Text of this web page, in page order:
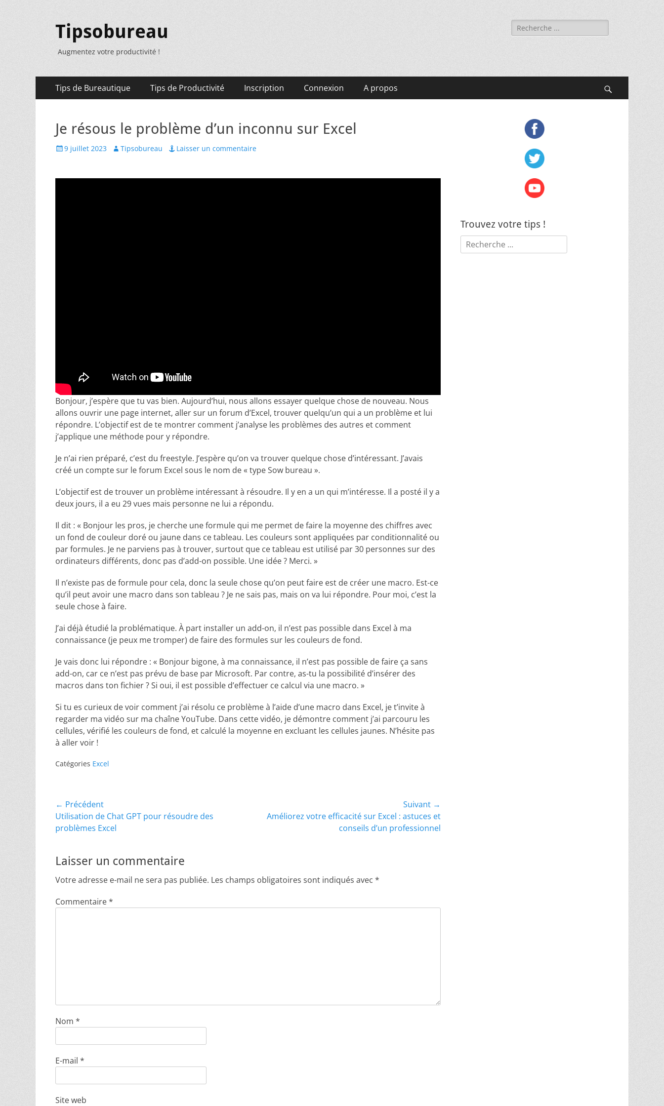
Tipsobureau
Augmentez votre productivité !
Rechercher :
Menu
principal
Aller
Tips de Bureautique Tips de Productivité Inscription Connexion A propos
Je résous le problème d’un inconnu sur Excel
Posted
9 juillet 2023 Author
Tipsobureau Laisser un commentaire
Bonjour, j’espère que tu vas bien. Aujourd’hui, nous allons essayer quelque chose de nouveau. Nous
allons ouvrir une page internet, aller sur un forum d’Excel, trouver quelqu’un qui a un problème et lui
répondre. L’objectif est de te montrer comment j’analyse les problèmes des autres et comment
j’applique une méthode pour y répondre.
Je n’ai rien préparé, c’est du freestyle. J’espère qu’on va trouver quelque chose d’intéressant. J’avais
créé un compte sur le forum Excel sous le nom de « type Sow bureau ».
L’objectif est de trouver un problème intéressant à résoudre. Il y en a un qui m’intéresse. Il a posté il y a
deux jours, il a eu 29 vues mais personne ne lui a répondu.
Il dit : « Bonjour les pros, je cherche une formule qui me permet de faire la moyenne des chiffres avec
un fond de couleur doré ou jaune dans ce tableau. Les couleurs sont appliquées par conditionnalité ou
par formules. Je ne parviens pas à trouver, surtout que ce tableau est utilisé par 30 personnes sur des
ordinateurs différents, donc pas d’add-on possible. Une idée ? Merci. »
Il n’existe pas de formule pour cela, donc la seule chose qu’on peut faire est de créer une macro. Est-ce
qu’il peut avoir une macro dans son tableau ? Je ne sais pas, mais on va lui répondre. Pour moi, c’est la
seule chose à faire.
J’ai déjà étudié la problématique. À part installer un add-on, il n’est pas possible dans Excel à ma
connaissance (je peux me tromper) de faire des formules sur les couleurs de fond.
Je vais donc lui répondre : « Bonjour bigone, à ma connaissance, il n’est pas possible de faire ça sans
add-on, car ce n’est pas prévu de base par Microsoft. Par contre, as-tu la possibilité d’insérer des
macros dans ton fichier ? Si oui, il est possible d’effectuer ce calcul via une macro. »
Si tu es curieux de voir comment j’ai résolu ce problème à l’aide d’une macro dans Excel, je t’invite à
regarder ma vidéo sur ma chaîne YouTube. Dans cette vidéo, je démontre comment j’ai parcouru les
cellules, vérifié les couleurs de fond, et calculé la moyenne en excluant les cellules jaunes. N’hésite pas
à aller voir !
Catégories Excel
Navigation
de
← Précédent
Article
précédent :
Utilisation de Chat GPT pour résoudre des
problèmes Excel
Suivant →
ArticleAméliorez votre efficacité sur Excel : astuces et
conseils d’un professionnel
Laisser un commentaire
Votre adresse e-mail ne sera pas publiée. Les champs obligatoires sont indiqués avec *
Commentaire*
Nom *
E-mail *
Site web
Trouvez votre tips !
Rechercher :